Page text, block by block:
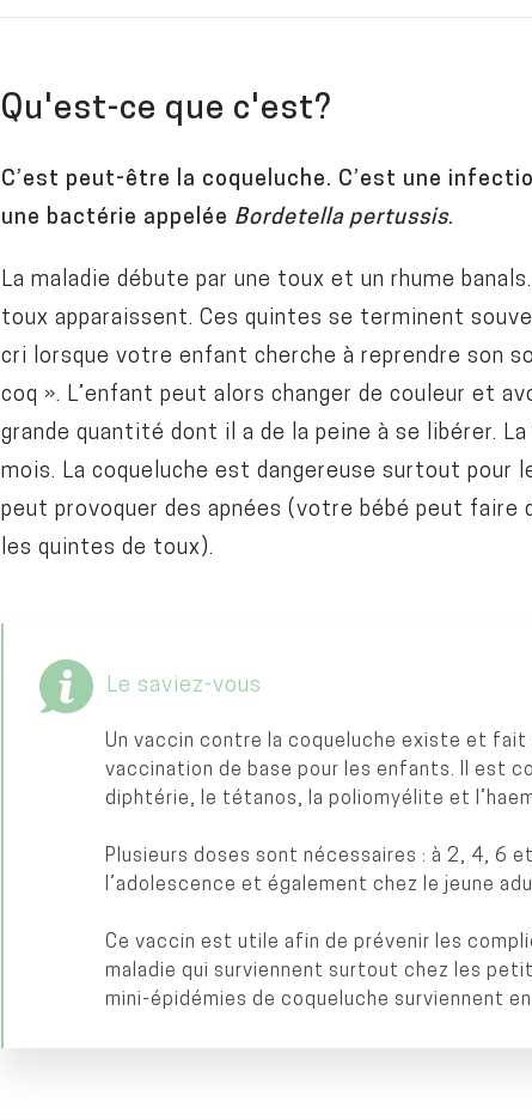
Qu'est-ce que c'est?
C’est peut-être la coqueluche. C’est une
une bactérie appelée Bordetella pertussis.
La maladie débute par une toux et un rhume
toux apparaissent. Ces quintes se terminent
cri lorsque votre enfant cherche à reprendre son
coq ». L’enfant peut alors changer de couleur et
grande quantité dont il a de la peine à se libérer.
mois. La coqueluche est dangereuse surtout
peut provoquer des apnées (votre bébé peut faire
les quintes de toux).
Le saviez-vous
Un vaccin contre la coqueluche existe et fait
vaccination de base pour les enfants. Il est
diphtérie, le tétanos, la poliomyélite et
Plusieurs doses sont nécessaires : à 2, 4, 6
l’adolescence et également chez le jeune
Ce vaccin est utile afin de prévenir les
maladie qui surviennent surtout chez les
mini-épidémies de coqueluche surviennent